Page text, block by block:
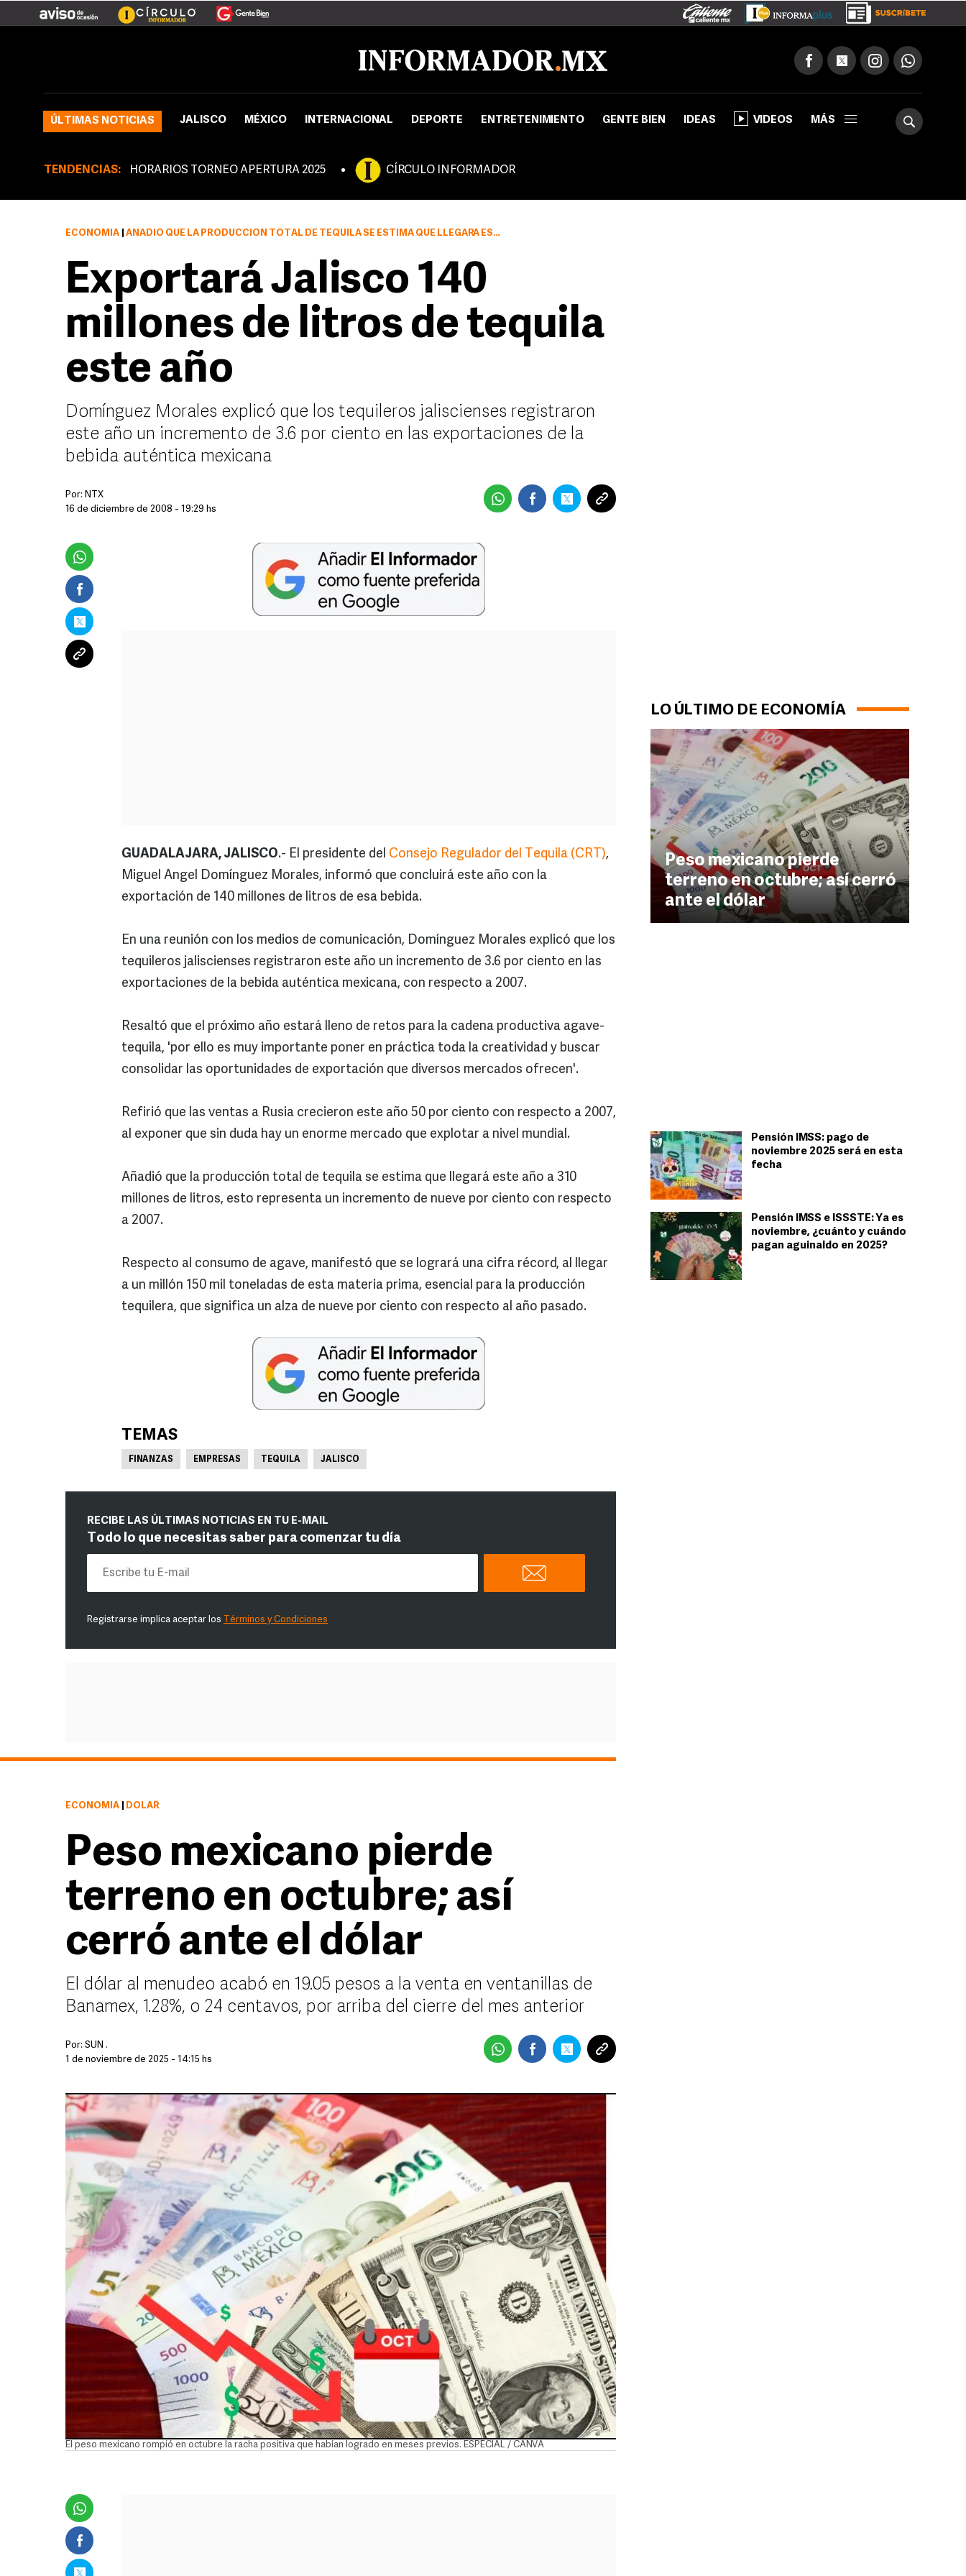
ÚLTIMAS NOTICIAS JALISCO MÉXICO INTERNACIONAL DEPORTE ENTRETENIMIENTO GENTE BIEN IDEAS VIDEOS MÁS
TENDENCIAS: HORARIOS TORNEO APERTURA 2025 CÍRCULO INFORMADOR
LO ÚLTIMO DE ECONOMÍA
Peso mexicano pierde
terreno en octubre; así cerró
ante el dólar
Pensión IMSS: pago de
noviembre 2025 será en esta
fecha
Pensión IMSS e ISSSTE: Ya es
noviembre, ¿cuánto y cuándo
pagan aguinaldo en 2025?
ECONOMÍA AÑADIÓ QUE LA PRODUCCIÓN TOTAL DE TEQUILA SE ESTIMA QUE LLEGARÁ ESTE AÑO A 310 MILLONES DE LITROS
Exportará Jalisco 140
millones de litros de tequila
este año
Domínguez Morales explicó que los tequileros jaliscienses registraron
este año un incremento de 3.6 por ciento en las exportaciones de la
bebida auténtica mexicana
Por: NTX
16 de diciembre de 2008 - 19:29 hs
GUADALAJARA, JALISCO.- El presidente del Consejo Regulador del Tequila (CRT),
Miguel Angel Domínguez Morales, informó que concluirá este año con la
exportación de 140 millones de litros de esa bebida.
En una reunión con los medios de comunicación, Domínguez Morales explicó que los
tequileros jaliscienses registraron este año un incremento de 3.6 por ciento en las
exportaciones de la bebida auténtica mexicana, con respecto a 2007.
Resaltó que el próximo año estará lleno de retos para la cadena productiva agave-
tequila, 'por ello es muy importante poner en práctica toda la creatividad y buscar
consolidar las oportunidades de exportación que diversos mercados ofrecen'.
Refirió que las ventas a Rusia crecieron este año 50 por ciento con respecto a 2007,
al exponer que sin duda hay un enorme mercado que explotar a nivel mundial.
Añadió que la producción total de tequila se estima que llegará este año a 310
millones de litros, esto representa un incremento de nueve por ciento con respecto
a 2007.
Respecto al consumo de agave, manifestó que se logrará una cifra récord, al llegar
a un millón 150 mil toneladas de esta materia prima, esencial para la producción
tequilera, que significa un alza de nueve por ciento con respecto al año pasado.
TEMAS
FINANZAS EMPRESAS TEQUILA JALISCO
RECIBE LAS ÚLTIMAS NOTICIAS EN TU E-MAIL
Todo lo que necesitas saber para comenzar tu día
Registrarse implica aceptar los Términos y Condiciones
ECONOMÍA DÓLAR
Peso mexicano pierde
terreno en octubre; así
cerró ante el dólar
El dólar al menudeo acabó en 19.05 pesos a la venta en ventanillas de
Banamex, 1.28%, o 24 centavos, por arriba del cierre del mes anterior
Por: SUN .
1 de noviembre de 2025 - 14:15 hs
El peso mexicano rompió en octubre la racha positiva que habían logrado en meses previos. ESPECIAL / CANVA